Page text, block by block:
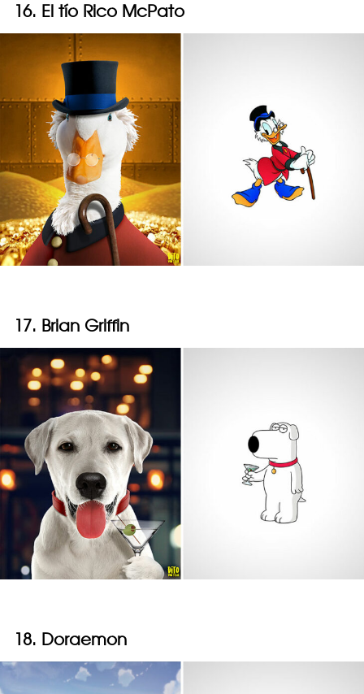
16. El tío Rico McPato
17. Brian Griffin
18. Doraemon